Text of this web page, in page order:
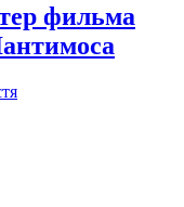
фильма